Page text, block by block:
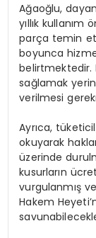
Ağaoğlu,
yıllık
parça temin
boyunca
belirtmektedir.
sağlamak
verilmesi
Ayrıca,
okuyarak
üzerinde
kusurların
vurgulanmış
Hakem